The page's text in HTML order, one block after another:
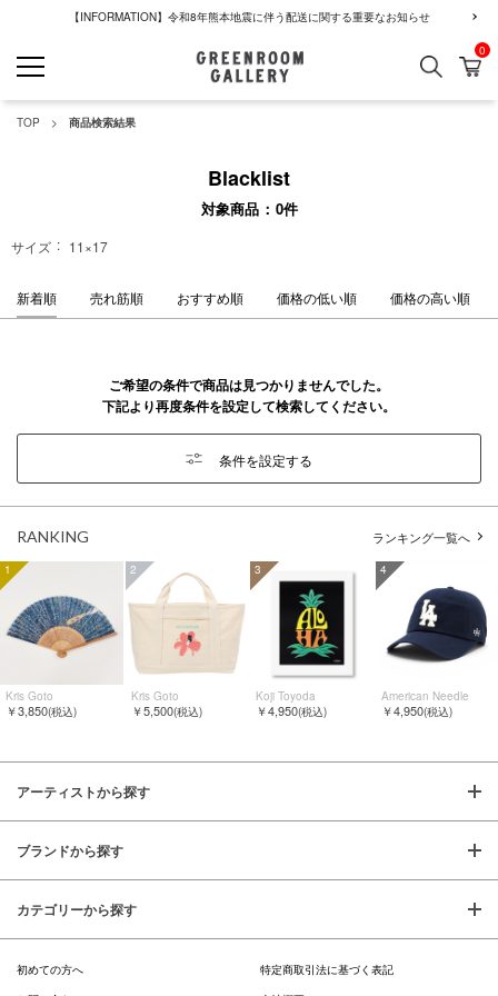
【INFORMATION】令和8年熊本地震に伴う配送に関する重要なお知らせ
検索 カ
0
TOP 商品検索結果
Blacklist
対象商品 0件
サイズ 11×17
新着順 売れ筋順 おすすめ順 価格の低い順 価格の高い順
ご希望の条件で商品は見つかりませんでした。
下記より再度条件を設定して検索してください。
条件を設定する
RANKING ランキング一覧へ
1
Kris Goto
￥3,850(税込)
2
Kris Goto
￥5,500(税込)
3
Koji Toyoda
￥4,950(税込)
4
American Needle
￥4,950(税込)
アーティストから探す
ブランドから探す
カテゴリーから探す
初めての方へ
特定商取引法に基づく表記